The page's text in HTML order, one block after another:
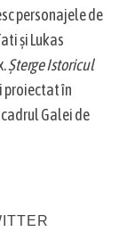
personajele de
și Lukas
Șterge Istoricul
proiectat în
Galei de